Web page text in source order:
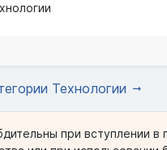
Технологии
при вступлении в